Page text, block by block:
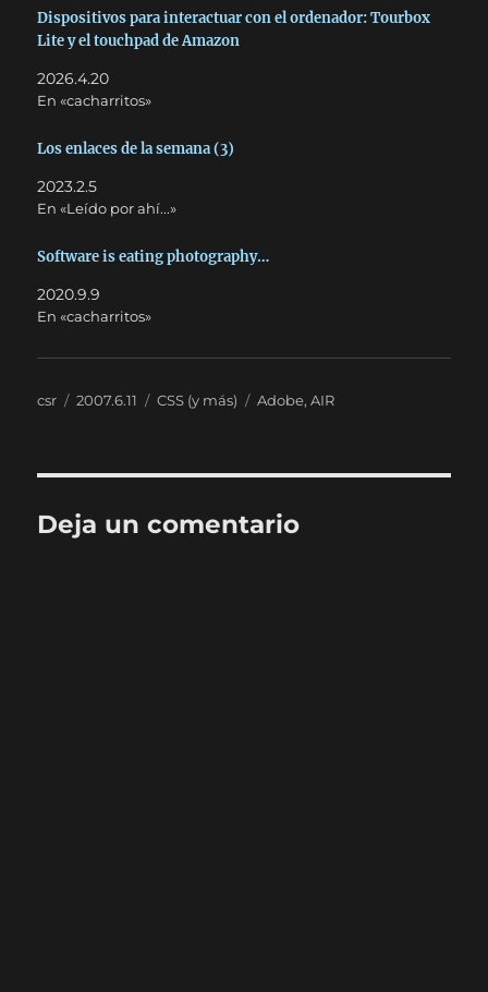
Dispositivos para interactuar con el ordenador: Tourbox
Lite y el touchpad de Amazon
2026.4.20
En «cacharritos»
Los enlaces de la semana (3)
2023.2.5
En «Leído por ahí...»
Software is eating photography…
2020.9.9
En «cacharritos»
Autor
csr
Publicado
2007.6.11 Categorías
CSS (y más) Etiquetas
Adobe,AIR
Deja un comentario